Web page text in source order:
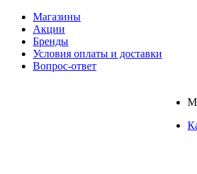
Магазины
Акции
Бренды
Условия оплаты и доставки
Вопрос-ответ